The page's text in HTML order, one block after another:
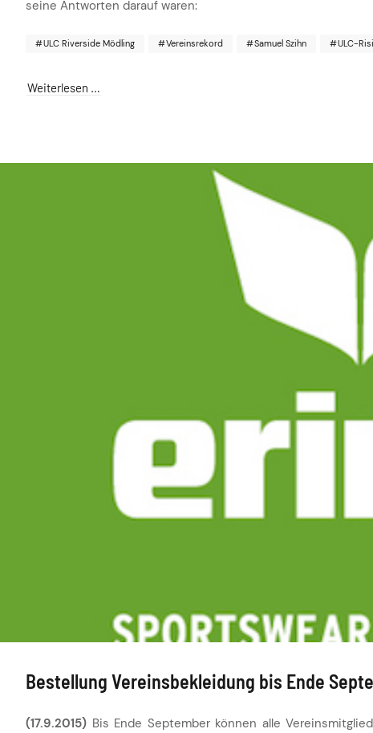
seine Antworten darauf waren:
ULC Riverside Mödling Vereinsrekord Samuel Szihn ULC-
Weiterlesen …
Bestellung Vereinsbekleidung bis Ende
(17.9.2015) Bis Ende September können alle